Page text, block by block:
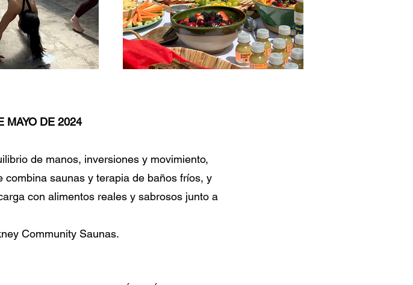
MAYO DE 2024
de manos, inversiones y movimiento,
saunas y terapia de baños fríos, y
con alimentos reales y sabrosos junto a
Community Saunas.